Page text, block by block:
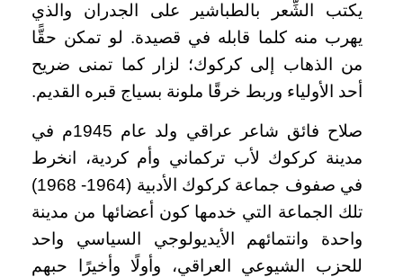
يكتب الشِّعر بالطباشير على الجدران والذي
يهرب منه كلما قابله في قصيدة. لو تمكن حقًّا
من الذهاب إلى كركوك؛ لزار كما تمنى ضريح
أحد الأولياء وربط خرقًا ملونة بسياج قبره القديم.
صلاح فائق شاعر عراقي ولد عام 1945م في
مدينة كركوك لأب تركماني وأم كردية، انخرط
في صفوف جماعة كركوك الأدبية (1964- 1968)
تلك الجماعة التي خدمها كون أعضائها من مدينة
واحدة وانتمائهم الأيديولوجي السياسي واحد
للحزب الشيوعي العراقي، وأولًا وأخيرًا حبهم